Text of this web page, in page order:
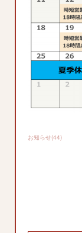
お知らせ(44)